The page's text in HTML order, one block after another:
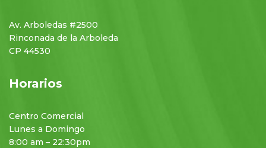
Av. Arboledas #2500
Rinconada de la Arboleda
CP 44530
Horarios
Centro Comercial
Lunes a Domingo
8:00 am – 22:30pm